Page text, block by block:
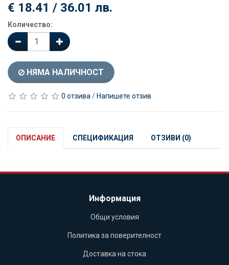
€ 18.41 / 36.01 лв.
Количество:
НЯМА НАЛИЧНОСТ
0 отзива / Напишете отзив
ОПИСАНИЕ СПЕЦИФИКАЦИЯ ОТЗИВИ (0)
Информация
Общи условия
Политика за поверителност
Доставка на стока